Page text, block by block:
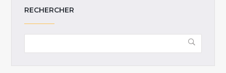
RECHERCHER